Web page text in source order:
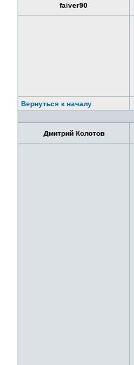
faiver90
Вернуться к началу
Дмитрий Колотов